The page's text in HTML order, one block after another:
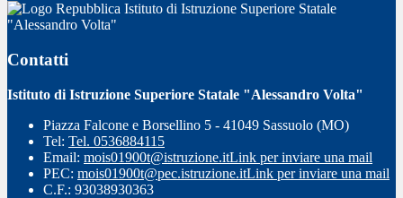
Istituto di Istruzione Superiore Statale
"Alessandro Volta"
Contatti
Istituto di Istruzione Superiore Statale "Alessandro Volta"
Piazza Falcone e Borsellino 5 - 41049 Sassuolo (MO)
Tel: Tel. 0536884115
Email: mois01900t@istruzione.itLink per inviare una mail
PEC: mois01900t@pec.istruzione.itLink per inviare una mail
C.F.: 93038930363